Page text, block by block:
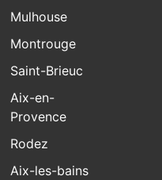
Mulhouse
Montrouge
Saint-Brieuc
Aix-en-
Provence
Rodez
Aix-les-bains